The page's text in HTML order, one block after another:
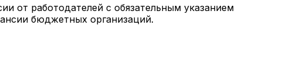
от работодателей с обязательным указанием
бюджетных организаций.